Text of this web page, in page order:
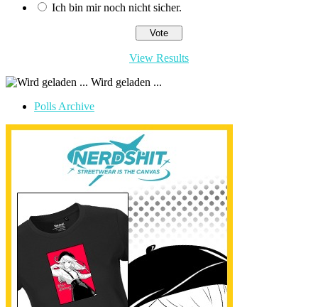
Ich bin mir noch nicht sicher.
View Results
Wird geladen ...
Polls Archive